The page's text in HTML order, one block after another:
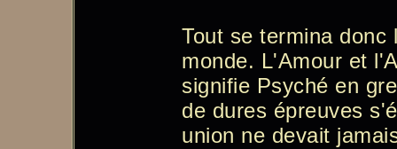
Tout se termina donc
monde. L'Amour et
signifie Psyché en
de dures épreuves
union ne devait